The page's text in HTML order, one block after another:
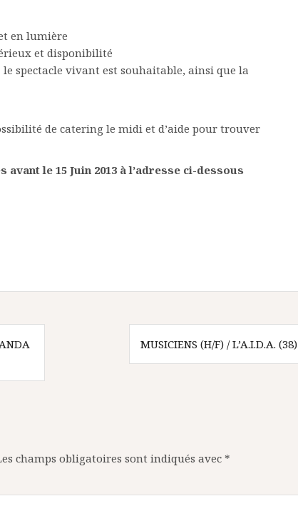
en lumière
et disponibilité
spectacle vivant est souhaitable, ainsi que la
de catering le midi et d’aide pour trouver
le 15 Juin 2013 à l’adresse ci-dessous
MUSICIENS (H/F) / L’A.I.D.A. (38)
champs obligatoires sont indiqués avec *